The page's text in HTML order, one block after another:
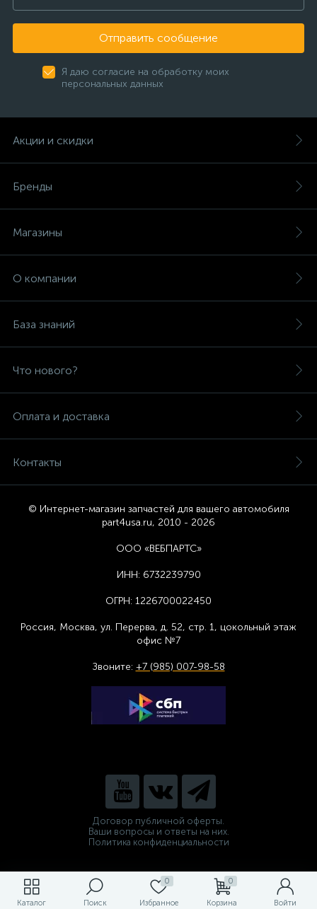
Каталог Поиск
0
Избранное
0
Корзина Войти
Отправить сообщение
Я даю согласие на обработку моих
персональных данных
Акции и скидки
Бренды
Магазины
О компании
База знаний
Что нового?
Оплата и доставка
Контакты
© Интернет-магазин запчастей для вашего автомобиля
part4usa.ru, 2010 - 2026
ООО «ВЕБПАРТС»
ИНН: 6732239790
ОГРН: 1226700022450
Россия, Москва, ул. Перерва, д. 52, стр. 1, цокольный этаж
офис №7
Звоните: +7 (985) 007-98-58
Договор публичной оферты.
Ваши вопросы и ответы на них.
Политика конфиденциальности